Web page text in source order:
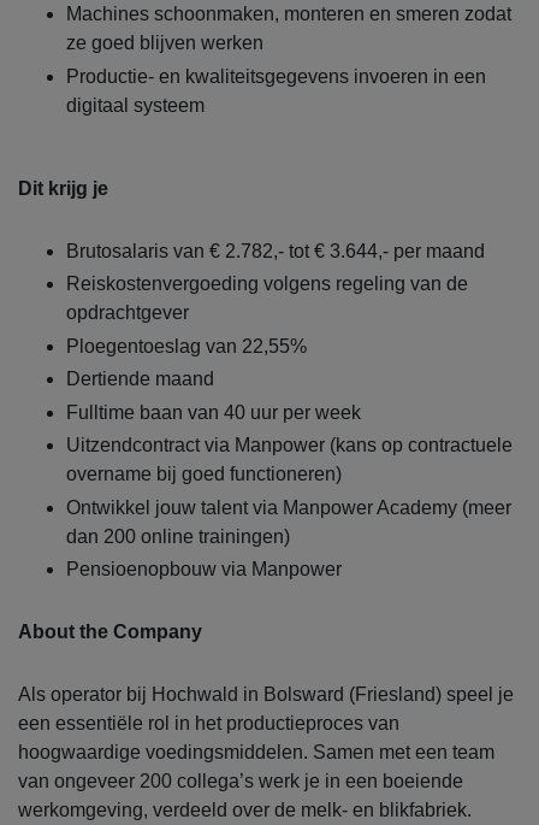
Machines schoonmaken, monteren en smeren zodat
ze goed blijven werken
Productie- en kwaliteitsgegevens invoeren in een
digitaal systeem
Dit krijg je
Brutosalaris van € 2.782,- tot € 3.644,- per maand
Reiskostenvergoeding volgens regeling van de
opdrachtgever
Ploegentoeslag van 22,55%
Dertiende maand
Fulltime baan van 40 uur per week
Uitzendcontract via Manpower (kans op contractuele
overname bij goed functioneren)
Ontwikkel jouw talent via Manpower Academy (meer
dan 200 online trainingen)
Pensioenopbouw via Manpower
About the Company
Als operator bij Hochwald in Bolsward (Friesland) speel je
een essentiële rol in het productieproces van
hoogwaardige voedingsmiddelen. Samen met een team
van ongeveer 200 collega’s werk je in een boeiende
werkomgeving, verdeeld over de melk- en blikfabriek.